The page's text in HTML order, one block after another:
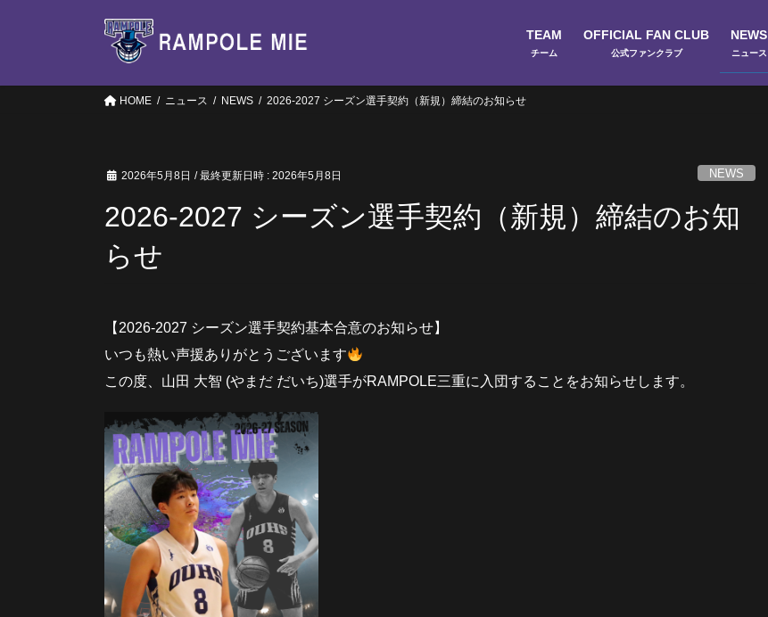
TEAM
チーム
OFFICIAL FAN CLUB
公式ファンクラブ
NEWS
ニュース
HOME ニュース NEWS 2026-2027 シーズン選手契約（新規）締結のお知らせ
2026年5月8日 / 最終更新日時 : 2026年5月8日 NEWS
2026-2027 シーズン選手契約（新規）締結のお知
らせ
【2026-2027 シーズン選手契約基本合意のお知らせ】
いつも熱い声援ありがとうございます
この度、山田 大智 (やまだ だいち)選手がRAMPOLE三重に入団することをお知らせします。